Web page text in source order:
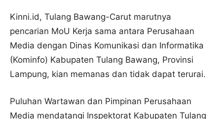
Kinni.id, Tulang Bawang-Carut marutnya
pencarian MoU Kerja sama antara Perusahaan
Media dengan Dinas Komunikasi dan Informatika
(Kominfo) Kabupaten Tulang Bawang, Provinsi
Lampung, kian memanas dan tidak dapat terurai.
Puluhan Wartawan dan Pimpinan Perusahaan
Media mendatangi Inspektorat Kabupaten Tulang